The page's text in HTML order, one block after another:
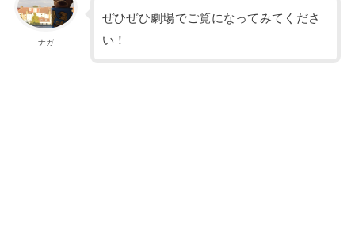
ナガ
ぜひぜひ劇場でご覧になってみてくださ
い！